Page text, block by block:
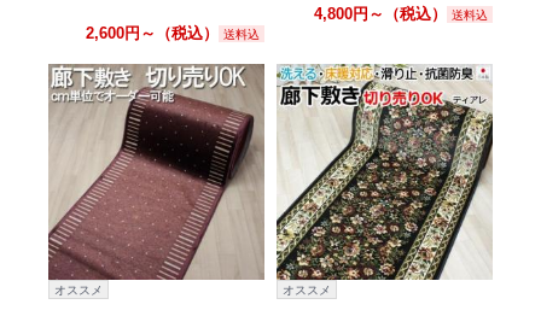
2,600円～（税込） 送料込
4,800円～（税込） 送料込
オススメ オススメ